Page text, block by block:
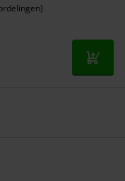
In